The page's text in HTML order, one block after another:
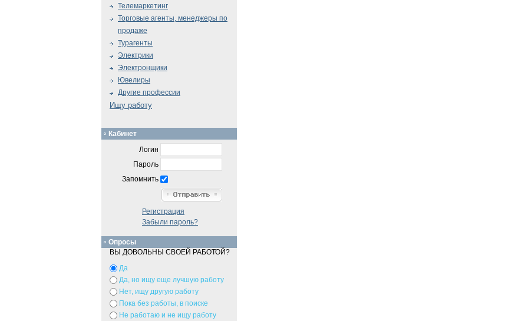
Телемаркетинг
Торговые агенты, менеджеры по
продаже
Турагенты
Электрики
Электронщики
Ювелиры
Другие профессии
Ищу работу
Кабинет
Логин
Пароль
Запомнить
Регистрация
Забыли пароль?
Опросы
ВЫ ДОВОЛЬНЫ СВОЕЙ РАБОТОЙ?
Да
Да, но ищу еще лучшую работу
Нет, ищу другую работу
Пока без работы, в поиске
Не работаю и не ищу работу